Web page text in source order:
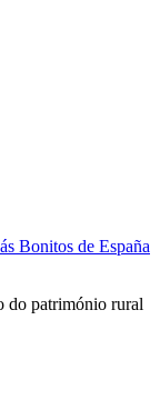
Bonitos de España
do património rural